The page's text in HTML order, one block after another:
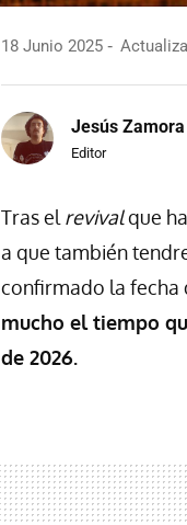
18 Junio 2025
Jesús Zamora
Editor
Tras el revivalque
a que también
confirmado la fecha
mucho el tiempo
de 2026.